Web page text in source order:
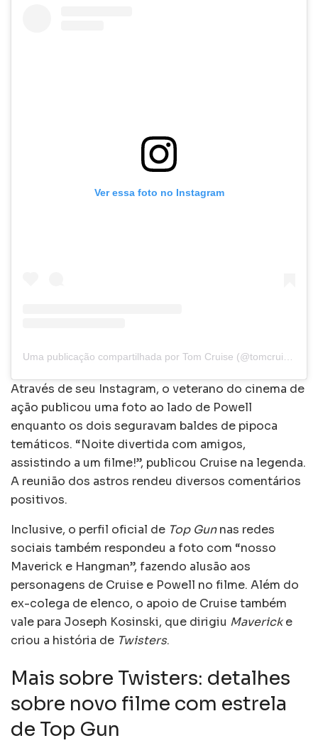
Ver essa foto no Instagram
Através de seu Instagram, o veterano do cinema de
ação publicou uma foto ao lado de Powell
enquanto os dois seguravam baldes de pipoca
temáticos. “Noite divertida com amigos,
assistindo a um filme!”, publicou Cruise na legenda.
A reunião dos astros rendeu diversos comentários
positivos.
Inclusive, o perfil oficial de Top Gunnas redes
sociais também respondeu a foto com “nosso
Maverick e Hangman”, fazendo alusão aos
personagens de Cruise e Powell no filme. Além do
ex-colega de elenco, o apoio de Cruise também
vale para Joseph Kosinski, que dirigiu Mavericke
criou a história de Twisters.
Mais sobre Twisters: detalhes
sobre novo filme com estrela
de Top Gun